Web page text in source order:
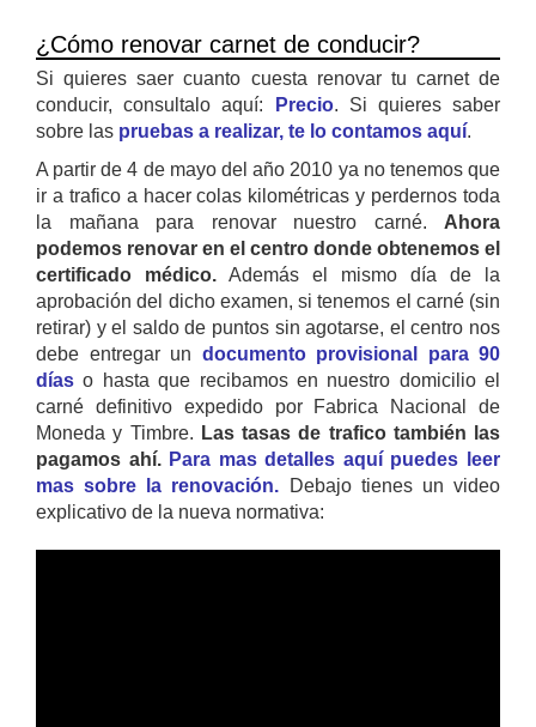
¿Cómo renovar carnet de conducir?
Si quieres saer cuanto cuesta renovar tu carnet de
conducir, consultalo aquí:
Precio. Si quieres saber
sobre las pruebas a realizar, te lo contamos aquí.
A partir de 4 de mayo del año 2010 ya no tenemos que
ir a trafico a hacer colas kilométricas y perdernos toda
la mañana para renovar nuestro carné. Ahora
podemos renovar en el centro donde obtenemos el
certificado médico. Además el mismo día de la
aprobación del dicho examen, si tenemos el carné (sin
retirar) y el saldo de puntos sin agotarse, el centro nos
debe entregar un documento provisional para 90
días o hasta que recibamos en nuestro domicilio el
carné definitivo expedido por Fabrica Nacional de
Moneda y Timbre. Las tasas de trafico también las
pagamos ahí. Para mas detalles aquí puedes leer
mas sobre la renovación. Debajo tienes un video
explicativo de la nueva normativa: